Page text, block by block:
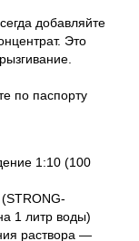
добавляйте
Это
по паспорту
1:10 (100
1 литр воды)
раствора —